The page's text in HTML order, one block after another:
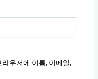
우저에 이름, 이메일,